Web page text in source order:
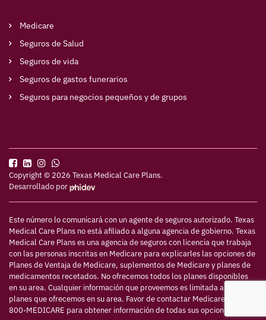
Medicare
Seguros de Salud
Seguros de vida
Seguros de gastos funerarios
Seguros para negocios pequeños y de grupos
Copyright © 2026 Texas Medical Care Plans.
Desarrollado por
Este número lo comunicará con un agente de seguros autorizado. Texas
Medical Care Plans no está afiliado a alguna agencia de gobierno. Texas
Medical Care Plans es una agencia de seguros con licencia que trabaja
con las personas inscritas en Medicare para explicarles las opciones de
Planes de Ventaja de Medicare, suplementos de Medicare y planes de
medicamentos recetados. No ofrecemos todos los planes disponibles
en su area. Cualquier información que proveemos es limitada a los
planes que ofrecemos en su area. Favor de contactar Medicare.gov o 1-
800-MEDICARE para obtener información de todas sus opciones.